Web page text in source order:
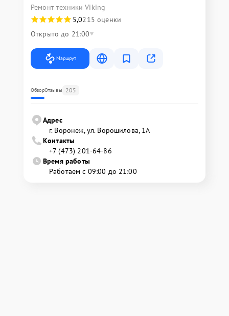
Ремонт техники Viking
5,0215 оценки
Открыто до 21:00
Маршрут
ОбзорОтзывы 205
Адрес
г. Воронеж, ул. Ворошилова, 1А
Контакты
+7 (473) 201-64-86
Время работы
Работаем с 09:00 до 21:00